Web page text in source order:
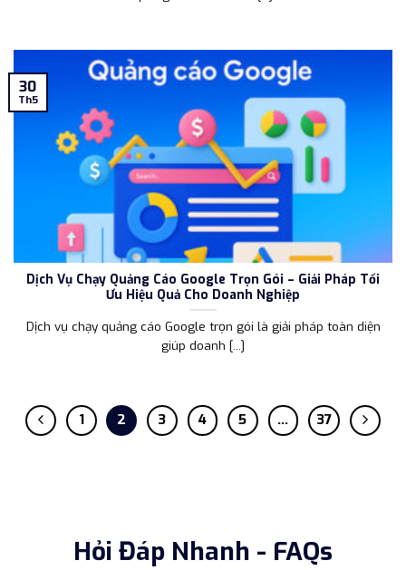
Dịch Vụ Chạy Quảng Cáo Google Trọn Gói – Giải Pháp Tối
Ưu Hiệu Quả Cho Doanh Nghiệp
Dịch vụ chạy quảng cáo Google trọn gói là giải pháp toàn diện
giúp doanh [...]
30
Th5
1 2 3 4 5 … 37
Hỏi Đáp Nhanh - FAQs